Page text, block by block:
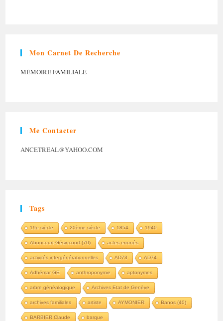
Mon Carnet De Recherche
MÉMOIRE FAMILIALE
Me Contacter
ANCETREAL@YAHOO.COM
Tags
19e siècle 20ème siècle 1854 1940
Aboncourt-Gésincourt (70) actes erronés
activités intergénérationnelles AD73 AD74
Adhémar GE anthroponymie aptonymes
arbre généalogique Archives Etat de Genève
archives familiales artiste AYMONIER Banos (40)
BARBIER Claude barque